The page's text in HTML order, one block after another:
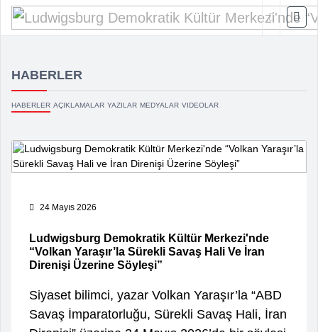
HABERLER
HABERLER AÇIKLAMALAR YAZILAR MEDYALAR VIDEOLAR
24 Mayıs 2026
Ludwigsburg Demokratik Kültür Merkezi'nde
“Volkan Yaraşır’la Sürekli Savaş Hali Ve İran
Direnişi Üzerine Söyleşi”
Siyaset bilimci, yazar Volkan Yaraşır’la “ABD
Savaş İmparatorluğu, Sürekli Savaş Hali, İran